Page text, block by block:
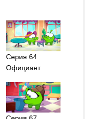
Серия 64
Официант